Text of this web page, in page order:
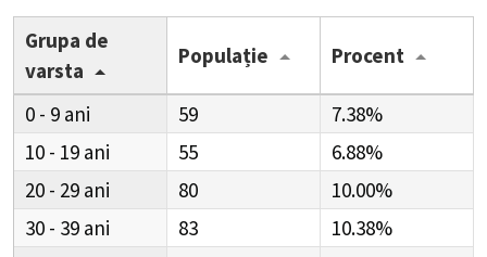
Grupa de
varsta
Populație Procent
0 - 9 59
7.38%
10 - 19
55
6.88%
20 - 29
80
10.00%
30 - 39
83
10.38%